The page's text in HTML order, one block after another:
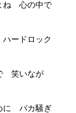
ね 心の中で
ードロック
笑いなが
に バカ騒ぎ